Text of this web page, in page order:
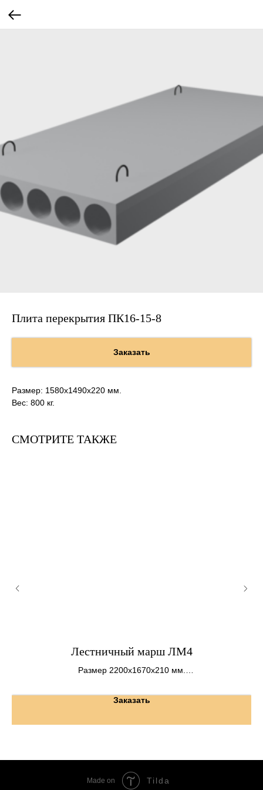
Плита перекрытия ПК16-15-8
Заказать
Размер: 1580х1490х220 мм.
Вес: 800 кг.
СМОТРИТЕ ТАКЖЕ
Лестничный марш ЛМ4
Размер 2200х1670х210 мм.
Заказать
Made on Tilda